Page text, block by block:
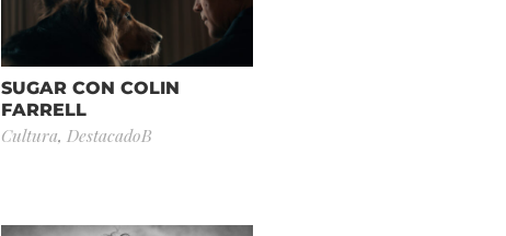
SUGAR CON COLIN
FARRELL
Cultura, DestacadoB